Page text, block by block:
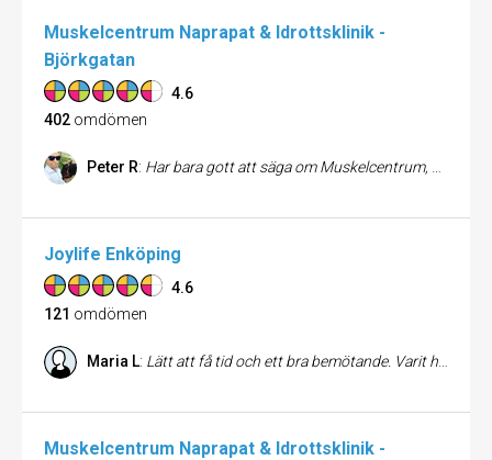
Muskelcentrum Naprapat & Idrottsklinik -
Björkgatan
4.6
402 omdömen
Peter R: Har bara gott att säga om Muskelcentrum, och framförallt Emma och Titti som är de jag använt mig av. Bra företag som verkar ta hand om sina anställda så att de kan ge den magiskt bra kundbemötande de ger samt hög kompetens att hjälpa och övervinna de besvär man har sökt för. Mina varmaste rekommendationer!
Joylife Enköping
4.6
121 omdömen
Maria L: Lätt att få tid och ett bra bemötande. Varit hos Simon några gånger och blivit bra hjälpt, han är mycket kompetent!
Muskelcentrum Naprapat & Idrottsklinik -